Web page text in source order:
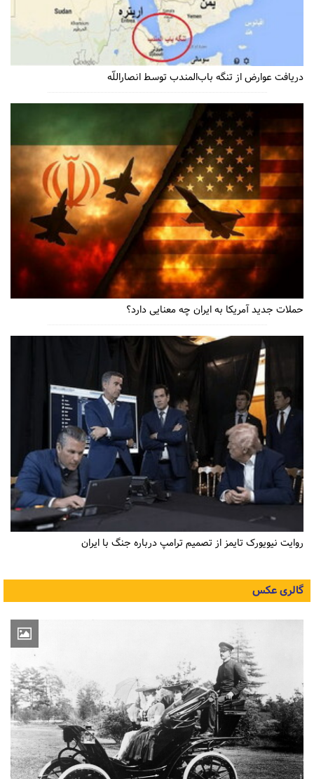
دریافت عوارض از تنگه باب‌المندب توسط انصاراللّه
حملات جدید آمریکا به ایران چه معنایی دارد؟
روایت نیویورک تایمز از تصمیم ترامپ درباره جنگ با ایران
گالری عکس